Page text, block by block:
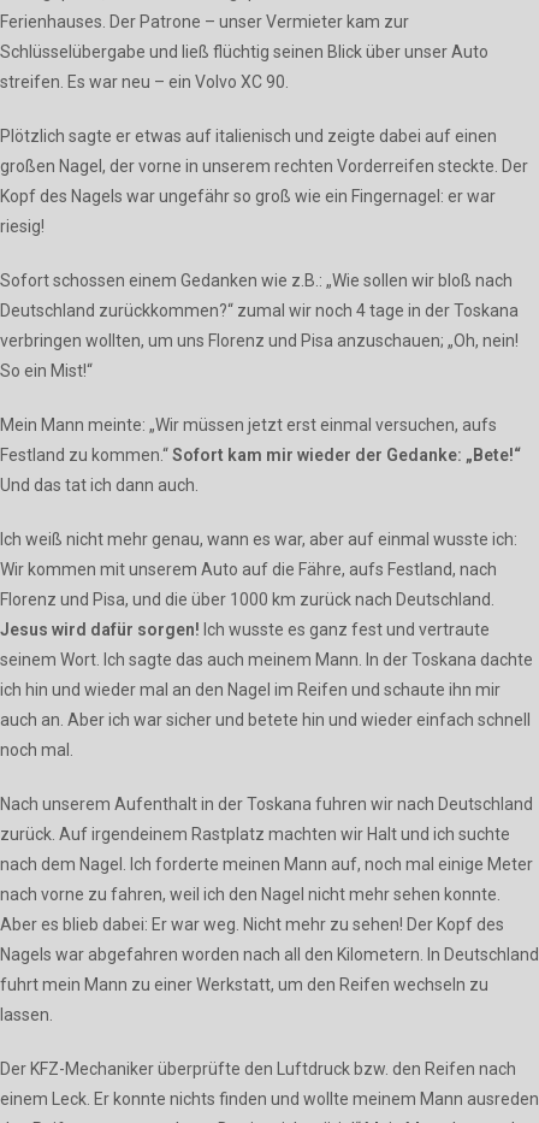
Ferienhauses. Der Patrone – unser Vermieter kam zur
Schlüsselübergabe und ließ flüchtig seinen Blick über unser Auto
streifen. Es war neu – ein Volvo XC 90.
Plötzlich sagte er etwas auf italienisch und zeigte dabei auf einen
großen Nagel, der vorne in unserem rechten Vorderreifen steckte. Der
Kopf des Nagels war ungefähr so groß wie ein Fingernagel: er war
riesig!
Sofort schossen einem Gedanken wie z.B.: „Wie sollen wir bloß nach
Deutschland zurückkommen?“ zumal wir noch 4 tage in der Toskana
verbringen wollten, um uns Florenz und Pisa anzuschauen; „Oh, nein!
So ein Mist!“
Mein Mann meinte: „Wir müssen jetzt erst einmal versuchen, aufs
Festland zu kommen.“Sofort kam mir wieder der Gedanke: „Bete!“
Und das tat ich dann auch.
Ich weiß nicht mehr genau, wann es war, aber auf einmal wusste ich:
Wir kommen mit unserem Auto auf die Fähre, aufs Festland, nach
Florenz und Pisa, und die über 1000 km zurück nach Deutschland.
Jesus wird dafür sorgen! Ich wusste es ganz fest und vertraute
seinem Wort. Ich sagte das auch meinem Mann. In der Toskana dachte
ich hin und wieder mal an den Nagel im Reifen und schaute ihn mir
auch an. Aber ich war sicher und betete hin und wieder einfach schnell
noch mal.
Nach unserem Aufenthalt in der Toskana fuhren wir nach Deutschland
zurück. Auf irgendeinem Rastplatz machten wir Halt und ich suchte
nach dem Nagel. Ich forderte meinen Mann auf, noch mal einige Meter
nach vorne zu fahren, weil ich den Nagel nicht mehr sehen konnte.
Aber es blieb dabei: Er war weg. Nicht mehr zu sehen! Der Kopf des
Nagels war abgefahren worden nach all den Kilometern. In Deutschland
fuhrt mein Mann zu einer Werkstatt, um den Reifen wechseln zu
lassen.
Der KFZ-Mechaniker überprüfte den Luftdruck bzw. den Reifen nach
einem Leck. Er konnte nichts finden und wollte meinem Mann ausreden